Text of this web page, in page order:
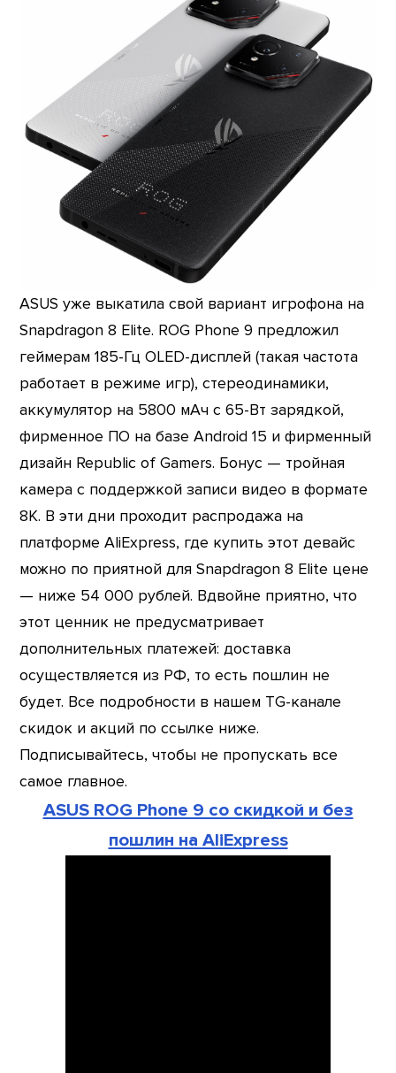
ASUS уже выкатила свой вариант игрофона на
Snapdragon 8 Elite. ROG Phone 9 предложил
геймерам 185-Гц OLED-дисплей (такая частота
работает в режиме игр), стереодинамики,
аккумулятор на 5800 мАч с 65-Вт зарядкой,
фирменное ПО на базе Android 15 и фирменный
дизайн Republic of Gamers. Бонус — тройная
камера с поддержкой записи видео в формате
8К. В эти дни проходит распродажа на
платформе AliExpress, где купить этот девайс
можно по приятной для Snapdragon 8 Elite цене
— ниже 54 000 рублей. Вдвойне приятно, что
этот ценник не предусматривает
дополнительных платежей: доставка
осуществляется из РФ, то есть пошлин не
будет. Все подробности в нашем TG-канале
скидок и акций по ссылке ниже.
Подписывайтесь, чтобы не пропускать все
самое главное.
ASUS ROG Phone 9 со скидкой и без
пошлин на AliExpress